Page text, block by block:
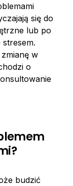
się do
lub po
w
o
budzić